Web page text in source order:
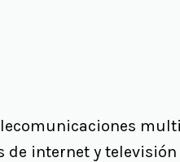
internet y televisión